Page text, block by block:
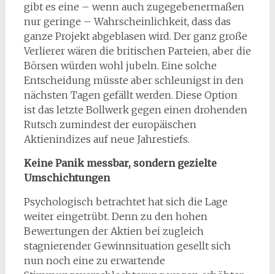
gibt es eine – wenn auch zugegebenermaßen
nur geringe – Wahrscheinlichkeit, dass das
ganze Projekt abgeblasen wird. Der ganz große
Verlierer wären die britischen Parteien, aber die
Börsen würden wohl jubeln. Eine solche
Entscheidung müsste aber schleunigst in den
nächsten Tagen gefällt werden. Diese Option
ist das letzte Bollwerk gegen einen drohenden
Rutsch zumindest der europäischen
Aktienindizes auf neue Jahrestiefs.
Keine Panik messbar, sondern gezielte
Umschichtungen
Psychologisch betrachtet hat sich die Lage
weiter eingetrübt. Denn zu den hohen
Bewertungen der Aktien bei zugleich
stagnierender Gewinnsituation gesellt sich
nun noch eine zu erwartende